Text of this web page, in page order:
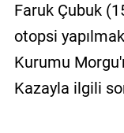
Faruk Çubuk
otopsi
Kurumu
Kazayla ilgili